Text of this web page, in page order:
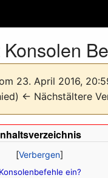
23. April 2016,
← Nächstältere
ein?